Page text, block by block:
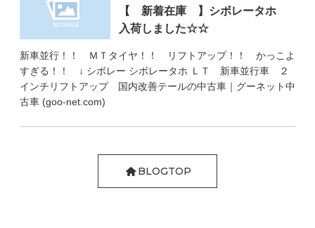
【 新着在庫 】シボレータホ
入荷しました☆☆
新車並行！！ ＭＴタイヤ！！ リフトアップ！！ かっこよ
すぎる！！ ↓ シボレー シボレータホ ＬＴ 新車並行車 ２
インチリフトアップ 国内改善テールの中古車｜グーネット中
古車 (goo-net.com)
BLOGTOP